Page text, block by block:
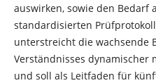
auswirken, sowie den Bedarf
standardisierten
unterstreicht die wachsende
Verständnisses dynamischer
und soll als Leitfaden für